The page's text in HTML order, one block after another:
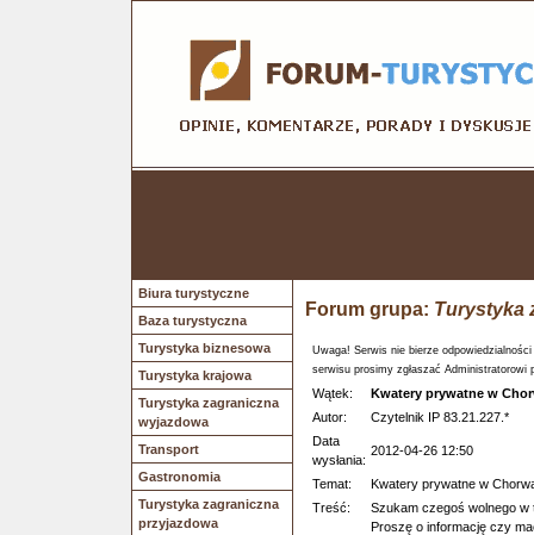
Biura turystyczne
Baza turystyczna
Turystyka biznesowa
Turystyka krajowa
Turystyka zagraniczna
wyjazdowa
Transport
Gastronomia
Turystyka zagraniczna
przyjazdowa
Forum grupa: Turystyka
Uwaga! Serwis nie bierze
serwisu prosimy zgłaszać Administratorowi
Wątek:
Kwatery prywatne w
Autor:
Czytelnik IP 83.21.227.*
Data
wysłania:
2012-04-26 12:50
Temat:
Kwatery prywatne w
Treść:
Szukam czegoś wolnego w
Proszę o informację czy